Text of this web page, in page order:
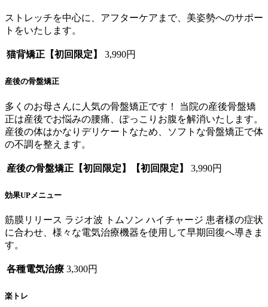
ストレッチを中心に、アフターケアまで、美姿勢へのサポー
トをいたします。
猫背矯正【初回限定】 3,990円
産後の骨盤矯正
多くのお母さんに人気の骨盤矯正です！ 当院の産後骨盤矯
正は産後でお悩みの腰痛、ぽっこりお腹を解消いたします。
産後の体はかなりデリケートなため、ソフトな骨盤矯正で体
の不調を整えます。
産後の骨盤矯正【初回限定】【初回限定】 3,990円
効果UPメニュー
筋膜リリース ラジオ波 トムソン ハイチャージ 患者様の症状
に合わせ、様々な電気治療機器を使用して早期回復へ導きま
す。
各種電気治療 3,300円
楽トレ